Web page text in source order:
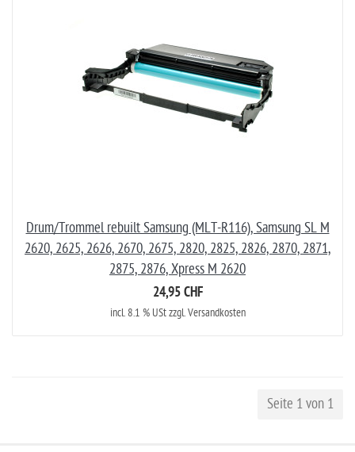
Drum/Trommel rebuilt Samsung (MLT-R116), Samsung SL M
2620, 2625, 2626, 2670, 2675, 2820, 2825, 2826, 2870, 2871,
2875, 2876, Xpress M 2620
24,95 CHF
incl. 8.1 % USt zzgl. Versandkosten
Seite 1 von 1